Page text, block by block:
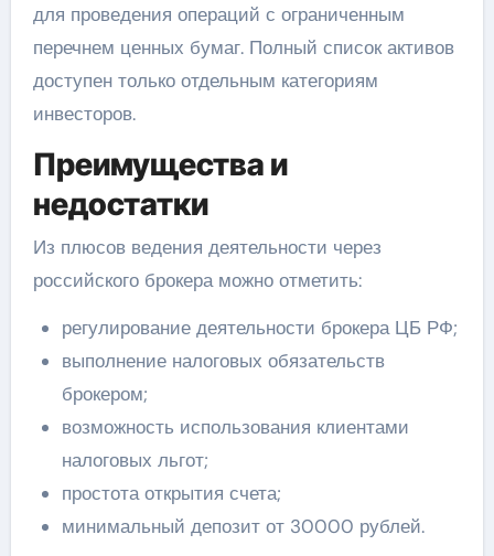
для проведения операций с ограниченным
перечнем ценных бумаг. Полный список активов
доступен только отдельным категориям
инвесторов.
Преимущества и
недостатки
Из плюсов ведения деятельности через
российского брокера можно отметить:
регулирование деятельности брокера ЦБ РФ;
выполнение налоговых обязательств
брокером;
возможность использования клиентами
налоговых льгот;
простота открытия счета;
минимальный депозит от 30000 рублей.